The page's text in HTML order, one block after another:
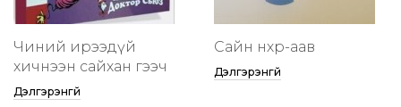
Чиний ирээдүй
хичнээн сайхан гээч
Дэлгэрэнгүй
Сайн нөхөр-аав
Дэлгэрэнгүй